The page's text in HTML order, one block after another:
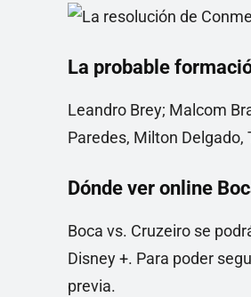
La probable
Leandro Brey; Malcom
Paredes, Milton
Dónde ver online
Boca vs. Cruzeiro se
Disney +. Para poder
previa.